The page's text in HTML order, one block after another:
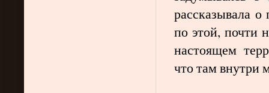
рассказывала
по этой, почти
настоящем
что там внутри